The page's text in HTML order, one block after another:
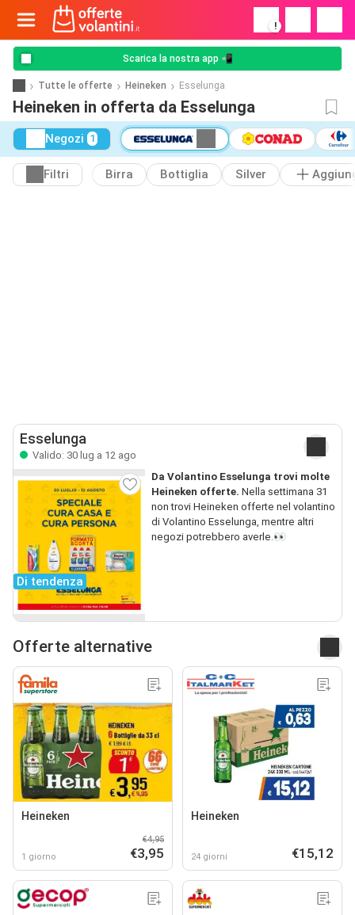
!
Scarica la nostra app 📲
Tutte le offerte Heineken Esselunga
Heineken in offerta da Esselunga
Negozi 1
Filtri Birra Bottiglia Silver
Esselunga
Valido: 30 lug a 12 ago
Di tendenza
Da Volantino Esselunga trovi molte
Heineken offerte. Nella settimana 31
non trovi Heineken offerte nel volantino
di Volantino Esselunga, mentre altri
negozi potrebbero averle.👀
Offerte alternative
Heineken
1 giorno
€4,95
€3,95
Heineken
24 giorni €15,12